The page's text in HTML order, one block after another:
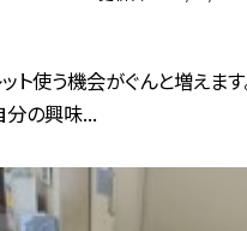
ト使う機会がぐんと増えま
分の興味...